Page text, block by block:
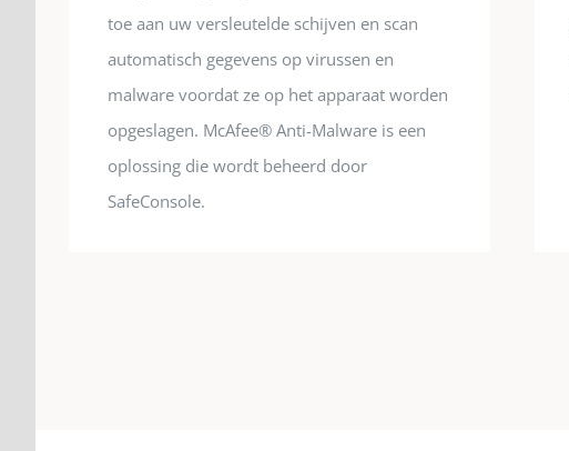
toe aan uw versleutelde schijven en scan
automatisch gegevens op virussen en
malware voordat ze op het apparaat worden
opgeslagen. McAfee® Anti-Malware is een
oplossing die wordt beheerd door
SafeConsole.